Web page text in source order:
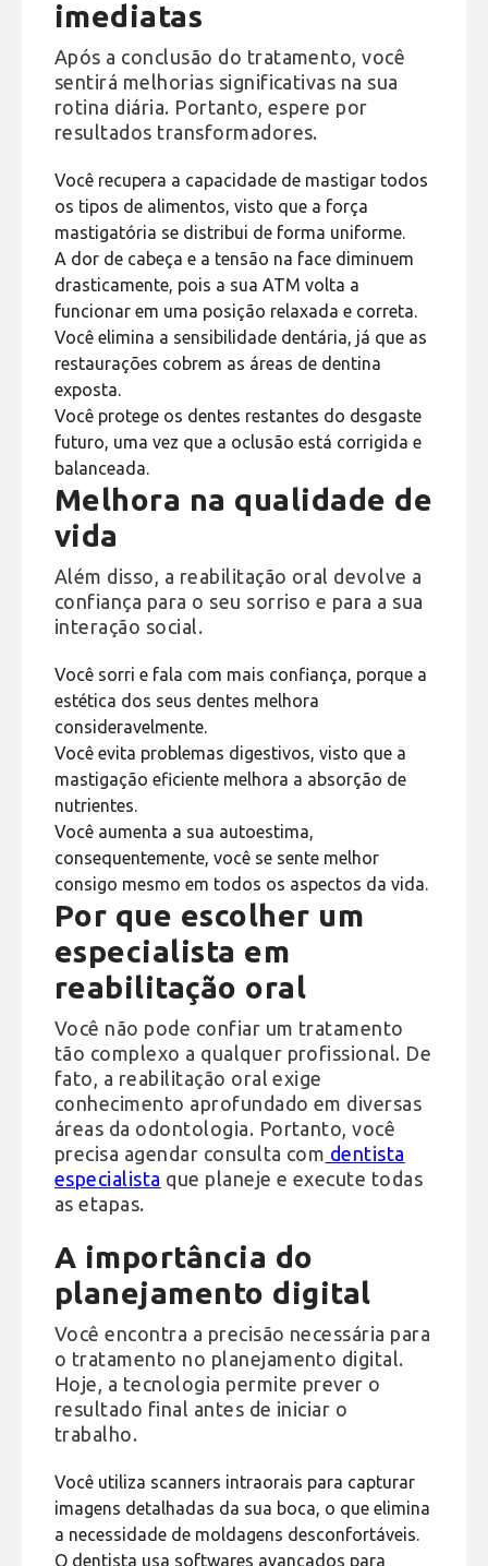
imediatas
Após a conclusão do tratamento, você
sentirá melhorias significativas na sua
rotina diária. Portanto, espere por
resultados transformadores.
Você recupera a capacidade de mastigar todos
os tipos de alimentos, visto que a força
mastigatória se distribui de forma uniforme.
A dor de cabeça e a tensão na face diminuem
drasticamente, pois a sua ATM volta a
funcionar em uma posição relaxada e correta.
Você elimina a sensibilidade dentária, já que as
restaurações cobrem as áreas de dentina
exposta.
Você protege os dentes restantes do desgaste
futuro, uma vez que a oclusão está corrigida e
balanceada.
Melhora na qualidade de
vida
Além disso, a reabilitação oral devolve a
confiança para o seu sorriso e para a sua
interação social.
Você sorri e fala com mais confiança, porque a
estética dos seus dentes melhora
consideravelmente.
Você evita problemas digestivos, visto que a
mastigação eficiente melhora a absorção de
nutrientes.
Você aumenta a sua autoestima,
consequentemente, você se sente melhor
consigo mesmo em todos os aspectos da vida.
Por que escolher um
especialista em
reabilitação oral
Você não pode confiar um tratamento
tão complexo a qualquer profissional. De
fato, a reabilitação oral exige
conhecimento aprofundado em diversas
áreas da odontologia. Portanto, você
precisa agendar consulta com dentista
especialista que planeje e execute todas
as etapas.
A importância do
planejamento digital
Você encontra a precisão necessária para
o tratamento no planejamento digital.
Hoje, a tecnologia permite prever o
resultado final antes de iniciar o
trabalho.
Você utiliza scanners intraorais para capturar
imagens detalhadas da sua boca, o que elimina
a necessidade de moldagens desconfortáveis.
O dentista usa softwares avançados para